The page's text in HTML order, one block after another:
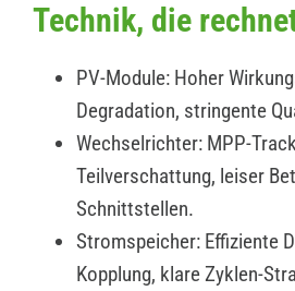
Technik, die
PV-Module: Hoher
Degradation, stringente
Wechselrichter: MPP-
Teilverschattung, leiser
Schnittstellen.
Stromspeicher: Effiziente
Kopplung, klare Zyklen-